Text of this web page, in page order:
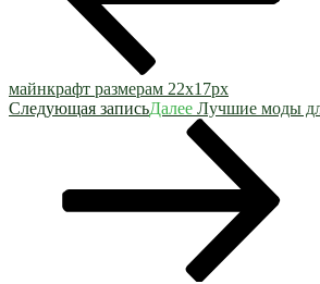
майнкрафт размерам 22x17px
Следующая записьДалее Лучшие моды